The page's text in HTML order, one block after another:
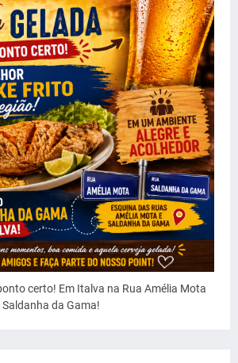
certo! Em Italva na Rua Amélia Mota
da Gama!